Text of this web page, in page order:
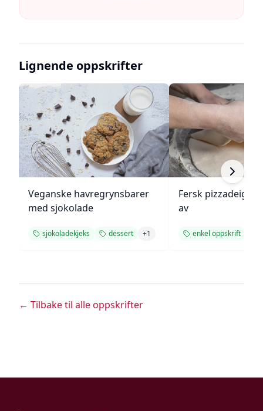
Lignende oppskrifter
Veganske havregrynsbarer
med sjokolade
sjokoladekjeks dessert +1
Fersk pizzadeig
av
enkel oppskrift
← Tilbake til alle oppskrifter